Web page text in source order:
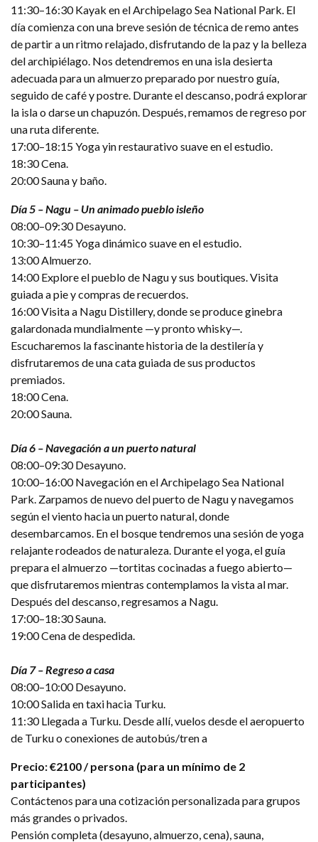
11:30–16:30 Kayak en el Archipelago Sea National Park. El
día comienza con una breve sesión de técnica de remo antes
de partir a un ritmo relajado, disfrutando de la paz y la belleza
del archipiélago. Nos detendremos en una isla desierta
adecuada para un almuerzo preparado por nuestro guía,
seguido de café y postre. Durante el descanso, podrá explorar
la isla o darse un chapuzón. Después, remamos de regreso por
una ruta diferente.
17:00–18:15 Yoga yin restaurativo suave en el estudio.
18:30 Cena.
20:00 Sauna y baño.
Día 5 – Nagu – Un animado pueblo isleño
08:00–09:30 Desayuno.
10:30–11:45 Yoga dinámico suave en el estudio.
13:00 Almuerzo.
14:00 Explore el pueblo de Nagu y sus boutiques. Visita
guiada a pie y compras de recuerdos.
16:00 Visita a Nagu Distillery, donde se produce ginebra
galardonada mundialmente —y pronto whisky—.
Escucharemos la fascinante historia de la destilería y
disfrutaremos de una cata guiada de sus productos
premiados.
18:00 Cena.
20:00 Sauna.
Día 6 – Navegación a un puerto natural
08:00–09:30 Desayuno.
10:00–16:00 Navegación en el Archipelago Sea National
Park. Zarpamos de nuevo del puerto de Nagu y navegamos
según el viento hacia un puerto natural, donde
desembarcamos. En el bosque tendremos una sesión de yoga
relajante rodeados de naturaleza. Durante el yoga, el guía
prepara el almuerzo —tortitas cocinadas a fuego abierto—
que disfrutaremos mientras contemplamos la vista al mar.
Después del descanso, regresamos a Nagu.
17:00–18:30 Sauna.
19:00 Cena de despedida.
Día 7 – Regreso a casa
08:00–10:00 Desayuno.
10:00 Salida en taxi hacia Turku.
11:30 Llegada a Turku. Desde allí, vuelos desde el aeropuerto
de Turku o conexiones de autobús/tren a
Precio: €2100 / persona (para un mínimo de 2
participantes)
Contáctenos para una cotización personalizada para grupos
más grandes o privados.
Pensión completa (desayuno, almuerzo, cena), sauna,